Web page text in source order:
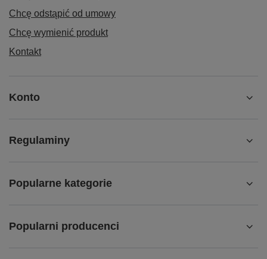
Chcę odstąpić od umowy
Chcę wymienić produkt
Kontakt
Konto
Regulaminy
Popularne kategorie
Popularni producenci